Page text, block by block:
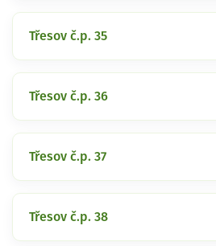
Třesov č.p. 35
Třesov č.p. 36
Třesov č.p. 37
Třesov č.p. 38